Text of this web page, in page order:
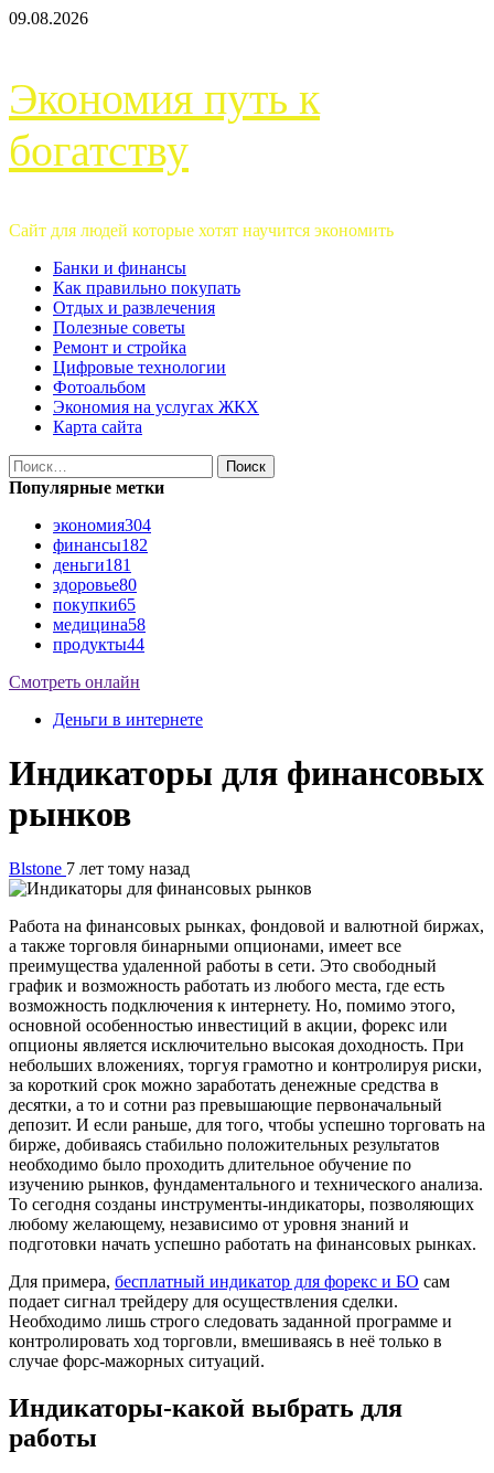
Перейти
09.08.2026
Экономия путь к
богатству
Сайт для людей которые хотят научится экономить
Основное
меню
Банки и финансы
Как правильно покупать
Отдых и развлечения
Полезные советы
Ремонт и стройка
Цифровые технологии
Фотоальбом
Экономия на услугах ЖКХ
Карта сайта
Найти:
Популярные метки
экономия304
финансы182
деньги181
здоровье80
покупки65
медицина58
продукты44
Смотреть онлайн
Деньги в интернете
Индикаторы для финансовых
рынков
Blstone 7 лет тому назад
Работа на финансовых рынках, фондовой и валютной биржах,
а также торговля бинарными опционами, имеет все
преимущества удаленной работы в сети. Это свободный
график и возможность работать из любого места, где есть
возможность подключения к интернету. Но, помимо этого,
основной особенностью инвестиций в акции, форекс или
опционы является исключительно высокая доходность. При
небольших вложениях, торгуя грамотно и контролируя риски,
за короткий срок можно заработать денежные средства в
десятки, а то и сотни раз превышающие первоначальный
депозит. И если раньше, для того, чтобы успешно торговать на
бирже, добиваясь стабильно положительных результатов
необходимо было проходить длительное обучение по
изучению рынков, фундаментального и технического анализа.
То сегодня созданы инструменты-индикаторы, позволяющих
любому желающему, независимо от уровня знаний и
подготовки начать успешно работать на финансовых рынках.
Для примера, бесплатный индикатор для форекс и БО сам
подает сигнал трейдеру для осуществления сделки.
Необходимо лишь строго следовать заданной программе и
контролировать ход торговли, вмешиваясь в неё только в
случае форс-мажорных ситуаций.
Индикаторы-какой выбрать для
работы